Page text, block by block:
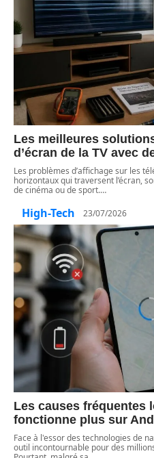
Les meilleures
d’écran de la TV avec
Les problèmes d’affichage sur les
horizontaux qui traversent l’écran,
de cinéma ou de sport.…
High-Tech 23/07/2026
Les causes fréquentes
fonctionne plus sur
Face à l'essor des technologies de
outil incontournable pour des